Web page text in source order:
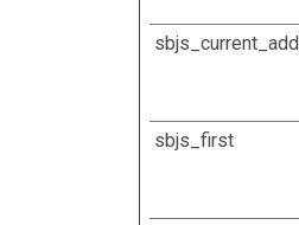
sbjs_current_add
sbjs_first